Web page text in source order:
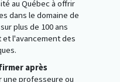
au Québec à offrir
dans le domaine de
plus de 100 ans
l'avancement des
après
une professeure ou